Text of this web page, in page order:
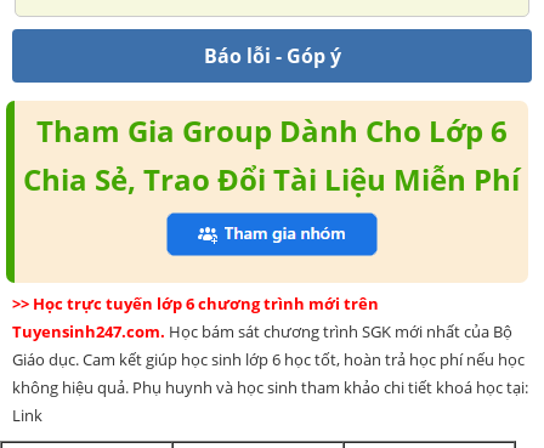
Báo lỗi - Góp ý
Tham Gia Group Dành Cho Lớp 6
Chia Sẻ, Trao Đổi Tài Liệu Miễn Phí
>> Học trực tuyến lớp 6 chương trình mới trên
Tuyensinh247.com. Học bám sát chương trình SGK mới nhất của Bộ
Giáo dục. Cam kết giúp học sinh lớp 6 học tốt, hoàn trả học phí nếu học
không hiệu quả. Phụ huynh và học sinh tham khảo chi tiết khoá học tại:
Link